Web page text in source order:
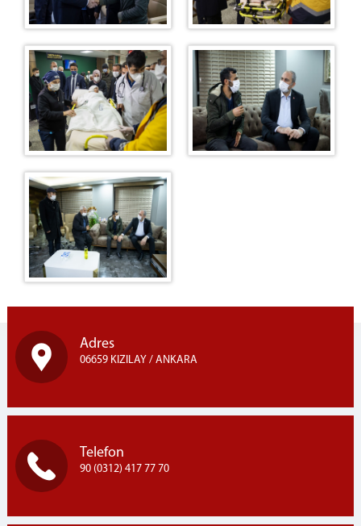
Adres
06659 KIZILAY / ANKARA
Telefon
90 (0312) 417 77 70